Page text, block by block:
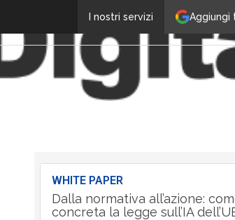
Aggiungi
I nostri servizi
WHITE PAPER
Dalla normativa all’azione:
concreta la legge sull’IA